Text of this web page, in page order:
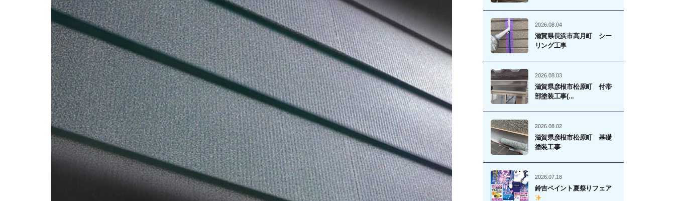
2026.08.04
滋賀県長浜市高月町 シー
リング工事
2026.08.03
滋賀県彦根市松原町 付帯
部塗装工事(...
2026.08.02
滋賀県彦根市松原町 基礎
塗装工事
2026.07.18
鈴吉ペイント夏祭りフェア